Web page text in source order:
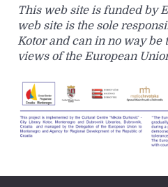
This web site is funded by
web site is the sole
Kotor and can in no way be
views of the European